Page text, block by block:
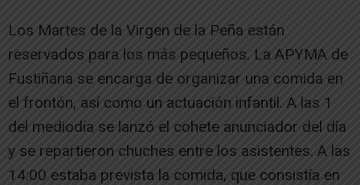
Los Martes de la Virgen de la Peña están
reservados para los más pequeños. La APYMA de
Fustiñana se encarga de organizar una comida en
el frontón, así como un actuación infantil. A las 1
del mediodía se lanzó el cohete anunciador del día
y se repartieron chuches entre los asistentes. A las
14:00 estaba prevista la comida, que consistía en